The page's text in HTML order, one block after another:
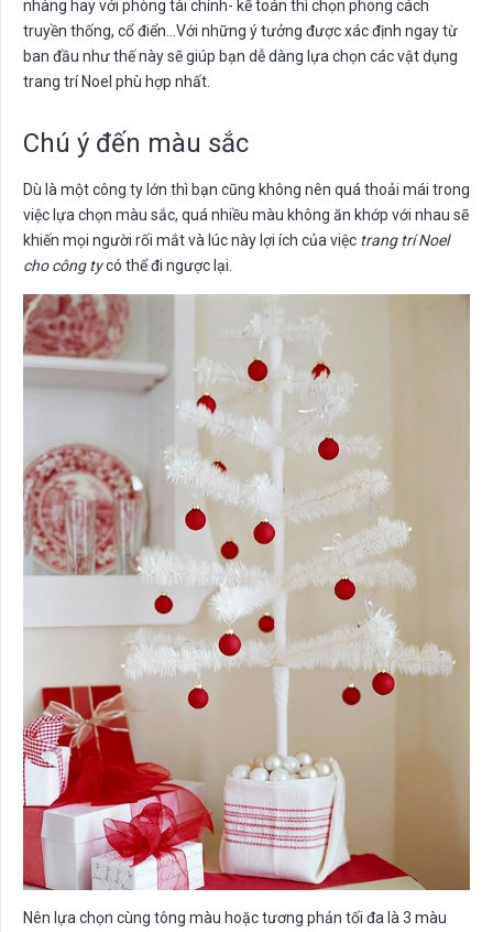
nhàng hay với phòng tài chính- kế toán thì chọn phong cách
truyền thống, cổ điển…Với những ý tưởng được xác định ngay từ
ban đầu như thế này sẽ giúp bạn dễ dàng lựa chọn các vật dụng
trang trí Noel phù hợp nhất.
Chú ý đến màu sắc
Dù là một công ty lớn thì bạn cũng không nên quá thoải mái trong
việc lựa chọn màu sắc, quá nhiều màu không ăn khớp với nhau sẽ
khiến mọi người rối mắt và lúc này lợi ích của việc trang trí Noel
cho công tycó thể đi ngược lại.
Nên lựa chọn cùng tông màu hoặc tương phản tối đa là 3 màu